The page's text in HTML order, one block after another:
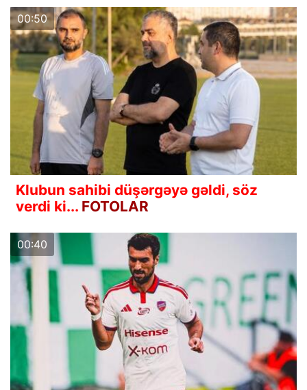
00:50
Klubun sahibi düşərgəyə gəldi, söz
verdi ki... FOTOLAR
00:40